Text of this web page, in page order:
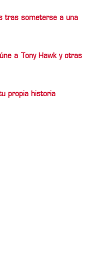
tras someterse a una
a Tony Hawk y otras
propia historia